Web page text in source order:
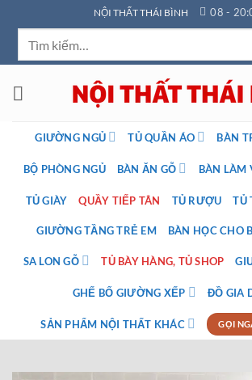
qua
dung
NỘI THẤT THÁI BÌNH 08 -
GIƯỜNG NGỦ TỦ QUẦN ÁO BÀN
BỘ PHÒNG NGỦ BÀN ĂN GỖ BÀN LÀM
TỦ GIÀY QUẦY TIẾP TÂN TỦ RƯỢU TỦ
GIƯỜNG TẦNG TRẺ EM BÀN HỌC CHO
SA LON GỖ TỦ BÀY HÀNG, TỦ SHOP
GHẾ BỐ GIƯỜNG XẾP ĐỒ GIA
SẢN PHẨM NỘI THẤT KHÁC GỌI